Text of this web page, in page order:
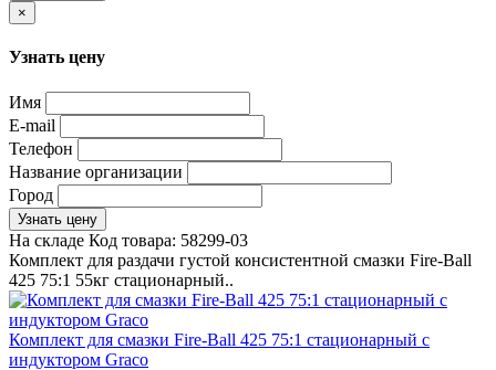
×
Узнать цену
Имя
E-mail
Телефон
Название организации
Город
Узнать цену
На складе Код товара: 58299-03
Комплект для раздачи густой консистентной смазки Fire-Ball
425 75:1 55кг стационарный..
Комплект для смазки Fire-Ball 425 75:1 стационарный с
индуктором Graco